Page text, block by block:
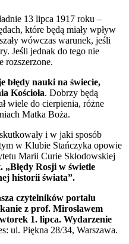
13 lipca 1917 roku –
które będą miały wpływ
wówczas warunek, jeśli
Jeśli jednak do tego nie
rozszerzone.
błędy nauki na świecie,
Kościoła. Dobrzy będą
wiele do cierpienia, różne
Matka Boża.
i w jaki sposób
w Klubie Stańczyka opowie
Marii Curie Skłodowskiej
. „Błędy Rosji w świetle
historii świata”.
czytelników portalu
z prof. Mirosławem
1. lipca. Wydarzenie
ul. Piękna 28/34, Warszawa.